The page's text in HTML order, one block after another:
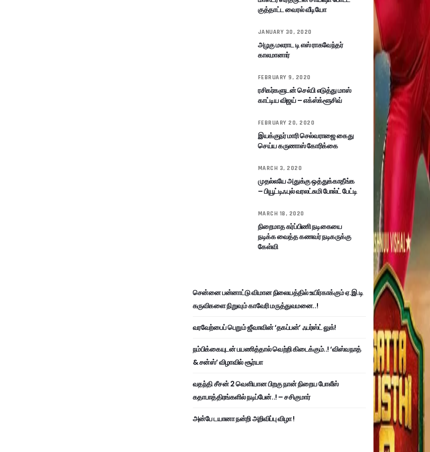
குத்தாட்ட வைரல் வீடியோ
JANUARY 30, 2020
அழகு மலராட டி எஸ் ராகவேந்தர்
காலமானார்
FEBRUARY 9, 2020
ரசிகர்களுடன் செல்பி எடுத்து மாஸ்
காட்டிய விஜய் – எக்ஸ்க்ளூசிவ்
FEBRUARY 20, 2020
இயக்குநர் மாரி செல்வராஜை கைது
செய்ய கருணாஸ் கோரிக்கை
MARCH 3, 2020
முதல்லயே அதுக்கு ஒத்துக்காதீங்க
– பியூட்டிஃபுல் வரலட்சுமி போல்ட் பேட்டி
MARCH 18, 2020
நிறைமாத கர்ப்பிணி நடிகையை
நடிக்க வைத்த கணவர் நடிகருக்கு
கேள்வி
சென்னை பன்னாட்டு விமான நிலையத்தில் உயிர்காக்கும் ஏ.இ.டி
கருவிகளை நிறுவும் காவேரி மருத்துவமனை..!
வரவேற்பைப் பெறும் ஜீவாவின் ‘தகப்பன்’ ஃபர்ஸ்ட் லுக்!
நம்பிக்கையுடன் பயணித்தால் வெற்றி கிடைக்கும்..! ‘விஸ்வநாத்
& சன்ஸ்’ விழாவில் சூர்யா
வதந்தி சீசன் 2 வெளியான பிறகு நான் நிறைய போலீஸ்
கதாபாத்திரங்களில் நடிப்பேன்..! – சசிகுமார்
அன்பே டயானா நன்றி அறிவிப்பு விழா !